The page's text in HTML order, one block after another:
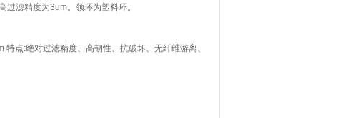
滤精度为3um。领环为塑料环。
点:绝对过滤精度、高韧性、抗破坏、无纤维游离、